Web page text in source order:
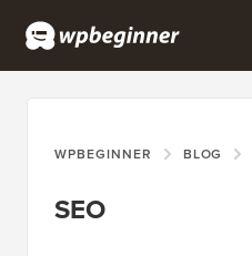
WPBEGINNER BLOG
SEO